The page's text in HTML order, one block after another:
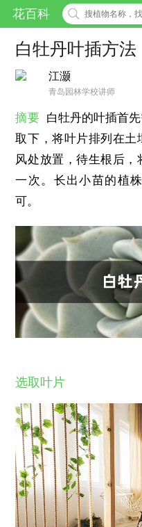
花百科
白牡丹叶插方法
江灏
青岛园林学校讲师
摘要 白牡丹的叶插首
取下，将叶片排列在土
风处放置，待生根后
一次。长出小苗的植
可。
选取叶片